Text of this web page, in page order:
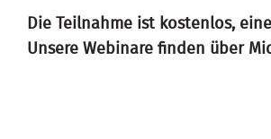
Die Teilnahme ist kostenlos,
Unsere Webinare finden über